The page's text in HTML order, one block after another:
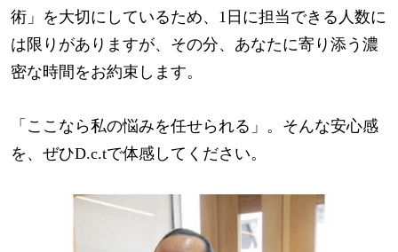
術」を大切にしているため、1日に担当できる人数に
は限りがありますが、その分、あなたに寄り添う濃
密な時間をお約束します。
「ここなら私の悩みを任せられる」。そんな安心感
を、ぜひD.c.tで体感してください。